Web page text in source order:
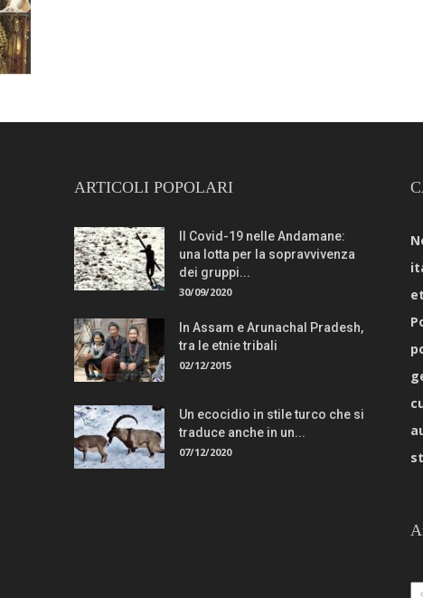
ARTICOLI POPOLARI
Il Covid-19 nelle Andamane:
una lotta per la sopravvivenza
dei gruppi...
30/09/2020
In Assam e Arunachal Pradesh,
tra le etnie tribali
02/12/2015
Un ecocidio in stile turco che si
traduce anche in un...
07/12/2020